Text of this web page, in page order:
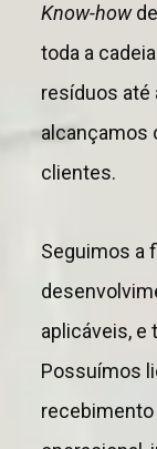
Know-how
toda a
resíduos até
alcançamos
clientes.
Seguimos a
aplicáveis, e
Possuímos